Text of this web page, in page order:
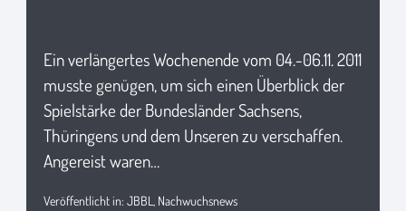
Ein verlängertes Wochenende vom 04.-06.11. 2011
musste genügen, um sich einen Überblick der
Spielstärke der Bundesländer Sachsens,
Thüringens und dem Unseren zu verschaffen.
Angereist waren…
Veröffentlicht in: JBBL Nachwuchsnews